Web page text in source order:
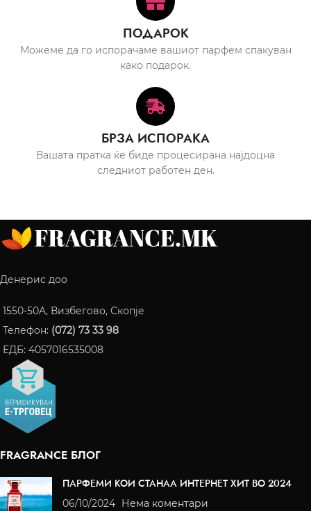
ПОДАРОК
Можеме да го испорачаме вашиот парфем спакуван
како подарок.
БРЗА ИСПОРАКА
Вашата пратка ќе биде процесирана најдоцна
следниот работен ден.
Денерис доо
1550-50A, Визбегово, Скопје
Телефон: (072) 73 33 98
ЕДБ: 4057016535008
FRAGRANCE БЛОГ
ПАРФЕМИ КОИ СТАНАА ИНТЕРНЕТ ХИТ ВО 2024
06/10/2024 Нема коментари